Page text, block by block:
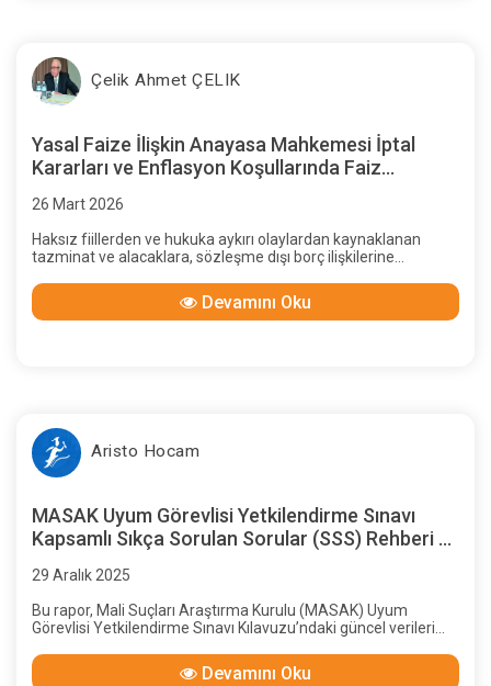
Çelik Ahmet ÇELIK
Yasal Faize İlişkin Anayasa Mahkemesi İptal
Kararları ve Enflasyon Koşullarında Faiz
26 Mart 2026
Haksız fiillerden ve hukuka aykırı olaylardan kaynaklanan
tazminat ve alacaklara, sözleşme dışı borç ilişkilerine
değiştirilen yasal düzenlemelerle belirlenmiş; bu konuda
yürütme erkine tanınan yetkiler iki kez Anayasa Mahkemesi
Devamını Oku
Aristo Hocam
MASAK Uyum Görevlisi Yetkilendirme Sınavı
Kapsamlı Sıkça Sorulan Sorular (SSS) Rehberi ve
29 Aralık 2025
Bu rapor, Mali Suçları Araştırma Kurulu (MASAK) Uyum
Görevlisi Yetkilendirme Sınavı Kılavuzu’ndaki güncel verileri
Devamını Oku